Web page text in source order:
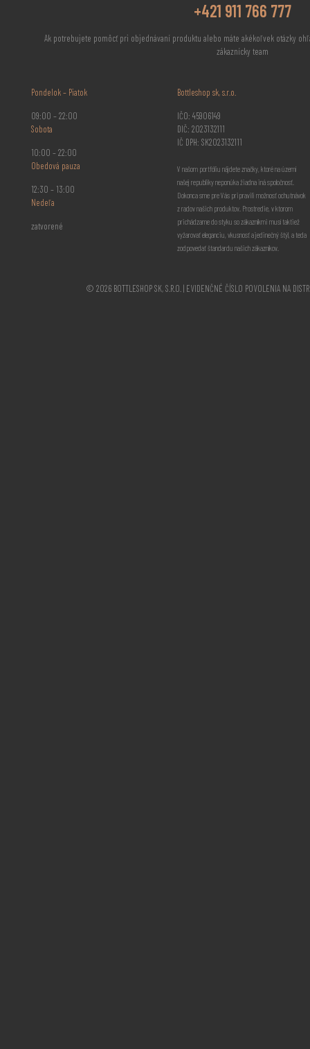
+421 911 766 777
Ak potrebujete pomôcť pri objednávaní produktu alebo máte akékoľvek otázky
zákaznícky team
Pondelok – Piatok
09:00 – 22:00
Sobota
10:00 – 22:00
Obedová pauza
12:30 – 13:00
Nedeľa
zatvorené
Bottleshop sk, s.r.o.
IČO: 45906149
DIČ: 2023132111
IČ DPH: SK2023132111
V našom portfóliu nájdete značky, ktoré na území
našej republiky neponúka žiadna iná spoločnosť.
Dokonca sme pre Vás pripravili možnosť ochutnávok
z radov našich produktov. Prostredie, v ktorom
prichádzame do styku so zákazníkmi musí taktiež
vyžarovať eleganciu, vkusnosť a jedinečný štýl, a teda
zodpovedať štandardu našich zákazníkov.
© 2026 BOTTLESHOP SK, S.R.O. | EVIDENČNÉ ČÍSLO POVOLENIA NA